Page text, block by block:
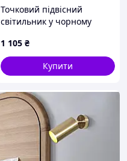
Точковий підвісний
світильник у чорному
потужністю 30W
1 105 ₴
Купити